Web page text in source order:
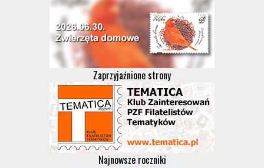
Zaprzyjaźnione strony
Najnowsze roczniki